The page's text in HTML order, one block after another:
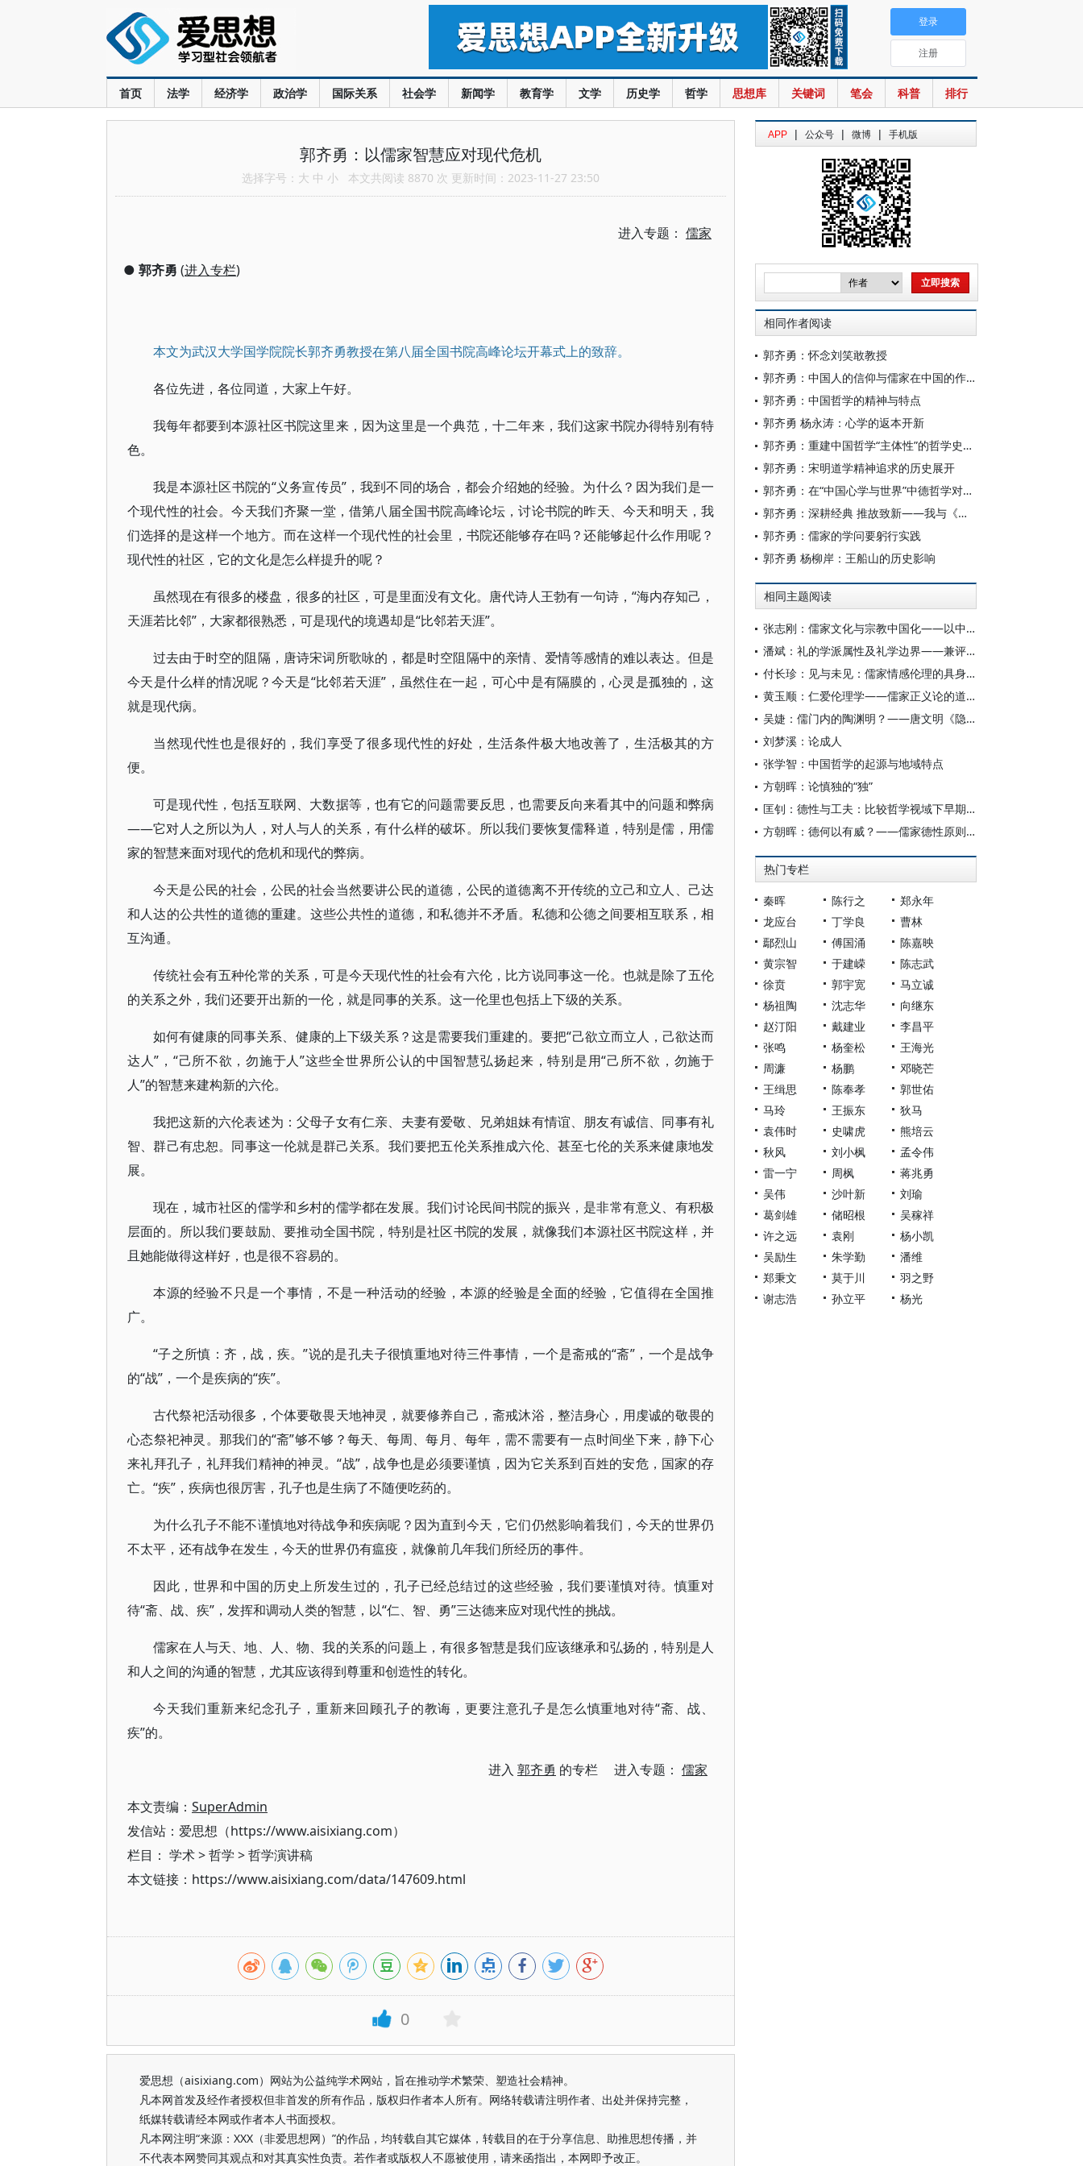
首页 法学 经济学 政治学 国际关系 社会学 新闻学 教育学 文学 历史学 哲学 思想库 关键词 笔会 科普 排行
登录
注册
郭齐勇：以儒家智慧应对现代危机
选择字号： 大 中 小 本文共阅读 8870 次 更新时间：2023-11-27 23:50
进入专题： 儒家
● 郭齐勇 (进入专栏)
本文为武汉大学国学院院长郭齐勇教授在第八届全国书院高峰论坛开幕式上的致辞。
各位先进，各位同道，大家上午好。
我每年都要到本源社区书院这里来，因为这里是一个典范，十二年来，我们这家书院办得特别有特
色。
我是本源社区书院的“义务宣传员”，我到不同的场合，都会介绍她的经验。为什么？因为我们是一
个现代性的社会。今天我们齐聚一堂，借第八届全国书院高峰论坛，讨论书院的昨天、今天和明天，我
们选择的是这样一个地方。而在这样一个现代性的社会里，书院还能够存在吗？还能够起什么作用呢？
现代性的社区，它的文化是怎么样提升的呢？
虽然现在有很多的楼盘，很多的社区，可是里面没有文化。唐代诗人王勃有一句诗，“海内存知己，
天涯若比邻”，大家都很熟悉，可是现代的境遇却是“比邻若天涯”。
过去由于时空的阻隔，唐诗宋词所歌咏的，都是时空阻隔中的亲情、爱情等感情的难以表达。但是
今天是什么样的情况呢？今天是“比邻若天涯”，虽然住在一起，可心中是有隔膜的，心灵是孤独的，这
就是现代病。
当然现代性也是很好的，我们享受了很多现代性的好处，生活条件极大地改善了，生活极其的方
便。
可是现代性，包括互联网、大数据等，也有它的问题需要反思，也需要反向来看其中的问题和弊病
——它对人之所以为人，对人与人的关系，有什么样的破坏。所以我们要恢复儒释道，特别是儒，用儒
家的智慧来面对现代的危机和现代的弊病。
今天是公民的社会，公民的社会当然要讲公民的道德，公民的道德离不开传统的立己和立人、己达
和人达的公共性的道德的重建。这些公共性的道德，和私德并不矛盾。私德和公德之间要相互联系，相
互沟通。
传统社会有五种伦常的关系，可是今天现代性的社会有六伦，比方说同事这一伦。也就是除了五伦
的关系之外，我们还要开出新的一伦，就是同事的关系。这一伦里也包括上下级的关系。
如何有健康的同事关系、健康的上下级关系？这是需要我们重建的。要把“己欲立而立人，己欲达而
达人”，“己所不欲，勿施于人”这些全世界所公认的中国智慧弘扬起来，特别是用“己所不欲，勿施于
人”的智慧来建构新的六伦。
我把这新的六伦表述为：父母子女有仁亲、夫妻有爱敬、兄弟姐妹有情谊、朋友有诚信、同事有礼
智、群己有忠恕。同事这一伦就是群己关系。我们要把五伦关系推成六伦、甚至七伦的关系来健康地发
展。
现在，城市社区的儒学和乡村的儒学都在发展。我们讨论民间书院的振兴，是非常有意义、有积极
层面的。所以我们要鼓励、要推动全国书院，特别是社区书院的发展，就像我们本源社区书院这样，并
且她能做得这样好，也是很不容易的。
本源的经验不只是一个事情，不是一种活动的经验，本源的经验是全面的经验，它值得在全国推
广。
“子之所慎：齐，战，疾。”说的是孔夫子很慎重地对待三件事情，一个是斋戒的“斋”，一个是战争
的“战”，一个是疾病的“疾”。
古代祭祀活动很多，个体要敬畏天地神灵，就要修养自己，斋戒沐浴，整洁身心，用虔诚的敬畏的
心态祭祀神灵。那我们的“斋”够不够？每天、每周、每月、每年，需不需要有一点时间坐下来，静下心
来礼拜孔子，礼拜我们精神的神灵。“战”，战争也是必须要谨慎，因为它关系到百姓的安危，国家的存
亡。“疾”，疾病也很厉害，孔子也是生病了不随便吃药的。
为什么孔子不能不谨慎地对待战争和疾病呢？因为直到今天，它们仍然影响着我们，今天的世界仍
不太平，还有战争在发生，今天的世界仍有瘟疫，就像前几年我们所经历的事件。
因此，世界和中国的历史上所发生过的，孔子已经总结过的这些经验，我们要谨慎对待。慎重对
待“斋、战、疾”，发挥和调动人类的智慧，以“仁、智、勇”三达德来应对现代性的挑战。
儒家在人与天、地、人、物、我的关系的问题上，有很多智慧是我们应该继承和弘扬的，特别是人
和人之间的沟通的智慧，尤其应该得到尊重和创造性的转化。
今天我们重新来纪念孔子，重新来回顾孔子的教诲，更要注意孔子是怎么慎重地对待“斋、战、
疾”的。
进入 郭齐勇 的专栏 进入专题： 儒家
本文责编： SuperAdmin
发信站：爱思想（https://www.aisixiang.com）
栏目： 学术>哲学 >哲学演讲稿
本文链接：https://www.aisixiang.com/data/147609.html
0
爱思想（aisixiang.com）网站为公益纯学术网站，旨在推动学术繁荣、塑造社会精神。
凡本网首发及经作者授权但非首发的所有作品，版权归作者本人所有。网络转载请注明作者、出处并保持完整，
纸媒转载请经本网或作者本人书面授权。
凡本网注明“来源：XXX（非爱思想网）”的作品，均转载自其它媒体，转载目的在于分享信息、助推思想传播，并
不代表本网赞同其观点和对其真实性负责。若作者或版权人不愿被使用，请来函指出，本网即予改正。
APP | 公众号 | 微博 | 手机版
相同作者阅读
郭齐勇：怀念刘笑敢教授
郭齐勇：中国人的信仰与儒家在中国的作用
郭齐勇：中国哲学的精神与特点
郭齐勇 杨永涛：心学的返本开新
郭齐勇：重建中国哲学“主体性”的哲学史书写
郭齐勇：宋明道学精神追求的历史展开
郭齐勇：在“中国心学与世界”中德哲学对话开幕式上的讲话
郭齐勇：深耕经典 推故致新——我与《船山学刊》
郭齐勇：儒家的学问要躬行实践
郭齐勇 杨柳岸：王船山的历史影响
相同主题阅读
张志刚：儒家文化与宗教中国化——以中国宗教通史为线索的学理沉思
潘斌：礼的学派属性及礼学边界——兼评当前中国民俗学、历史人类学所言之“礼”
付长珍：见与未见：儒家情感伦理的具身性维度
黄玉顺：仁爱伦理学——儒家正义论的道德哲学基础效应
吴婕：儒门内的陶渊明？——唐文明《隐逸之间：陶渊明精神世界中的自然、历史与社会》读后
刘梦溪：论成人
张学智：中国哲学的起源与地域特点
方朝晖：论慎独的“独”
匡钊：德性与工夫：比较哲学视域下早期儒家“为己之学”的公共意义
方朝晖：德何以有威？——儒家德性原则的文化心理机制
热门专栏
秦晖 陈行之
郑永年
龙应台
丁学良
曹林
鄢烈山
傅国涌
陈嘉映
黄宗智
于建嵘
陈志武
徐贲
郭宇宽
马立诚
杨祖陶
沈志华
向继东
赵汀阳
戴建业
李昌平
张鸣
杨奎松
王海光
周濂
杨鹏
邓晓芒
王缉思
陈奉孝
郭世佑
马玲
王振东
狄马
袁伟时
史啸虎
熊培云
秋风
刘小枫
孟令伟
雷一宁
周枫
蒋兆勇
吴伟
沙叶新
刘瑜
葛剑雄
储昭根
吴稼祥
许之远
袁刚
杨小凯
吴励生
朱学勤
潘维
郑秉文
莫于川
羽之野
谢志浩
孙立平 杨光